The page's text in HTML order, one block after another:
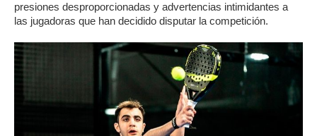
presiones desproporcionadas y advertencias intimidantes a
las jugadoras que han decidido disputar la competición.